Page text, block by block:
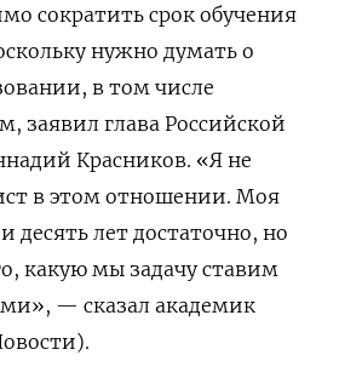
сократить срок обучения
нужно думать о
в том числе
заявил глава Российской
Красников. «Я не
в этом отношении. Моя
десять лет достаточно, но
какую мы задачу ставим
— сказал академик